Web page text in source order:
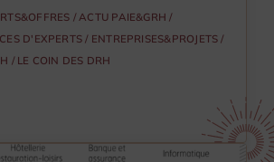
/ACTU PAIE&GRH /
D'EXPERTS / ENTREPRISES&PROJETS /
/ LE COIN DES DRH